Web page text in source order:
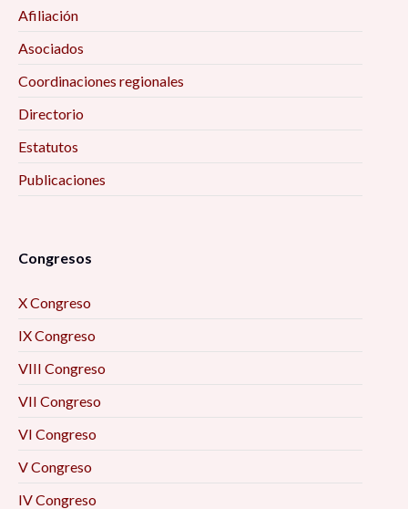
Afiliación
Asociados
Coordinaciones regionales
Directorio
Estatutos
Publicaciones
Congresos
X Congreso
IX Congreso
VIII Congreso
VII Congreso
VI Congreso
V Congreso
IV Congreso